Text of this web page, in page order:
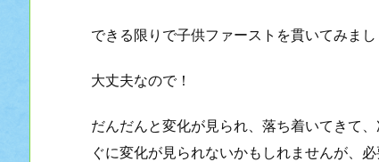
できる限りで子供ファーストを貫いてみまし
大丈夫なので！
だんだんと変化が見られ、落ち着いてきて
ぐに変化が見られないかもしれませんが、